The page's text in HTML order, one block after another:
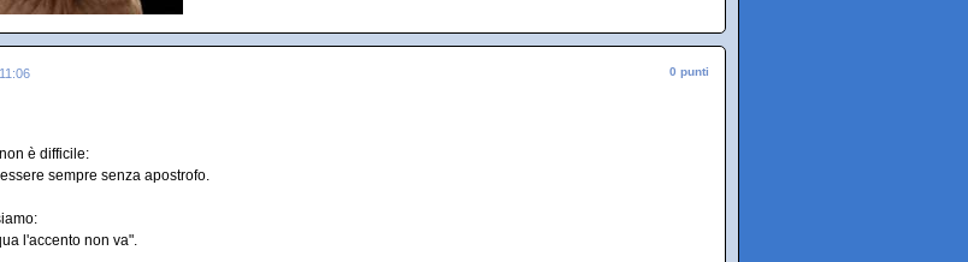
0 punti
è difficile:
sempre senza apostrofo.
l'accento non va".